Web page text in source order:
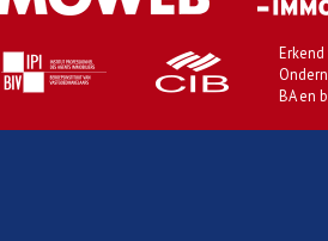
BA en